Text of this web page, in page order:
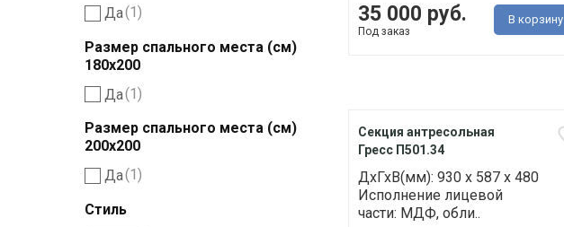
Да(1)
Размер спального места (см)
180х200
Да(1)
Размер спального места (см)
200х200
Да(1)
Стиль
35 000 руб.
Под заказ
В корзину
Секция антресольная
Гресс П501.34
ДхГхВ(мм): 930 х 587 х 480
Исполнение лицевой
части: МДФ, обли..